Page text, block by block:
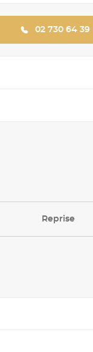
02 730 64 39
Reprise